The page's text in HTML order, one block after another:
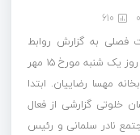
0
610
فصلی به گزارش روابط
عمومی مجتمع علمی فرهنگی هنری صابرین در روز یک شنبه مورخ ۱۵ مهر
مهسا رضاییان. ابتدا
خلوتی گزارشی از فعال
نادر سلمانی و رئیس